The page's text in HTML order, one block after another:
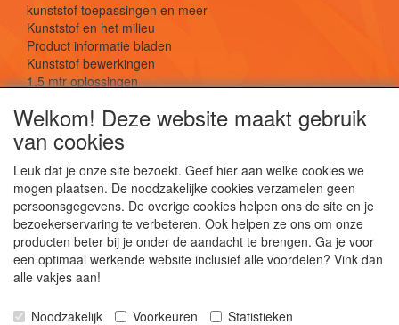
kunststof toepassingen en meer
Kunststof en het milieu
Product informatie bladen
Kunststof bewerkingen
1,5 mtr oplossingen
SOCIALE MEDIA
De webshop voor kunststof platen, folies, buizen
Kunststof bewerkingen, productontwerp en
Welkom! Deze website maakt gebruik
van cookies
Leuk dat je onze site bezoekt. Geef hier aan welke cookies we
mogen plaatsen. De noodzakelijke cookies verzamelen geen
persoonsgegevens. De overige cookies helpen ons de site en je
bezoekerservaring te verbeteren. Ook helpen ze ons om onze
producten beter bij je onder de aandacht te brengen. Ga je voor
een optimaal werkende website inclusief alle voordelen? Vink dan
alle vakjes aan!
Noodzakelijk Voorkeuren Statistieken